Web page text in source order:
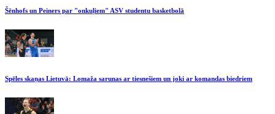
Šēnhofs un Peiners par "onkuļiem" ASV studentu basketbolā
Spēles skaņas Lietuvā: Lomaža sarunas ar tiesnešiem un joki ar komandas biedriem